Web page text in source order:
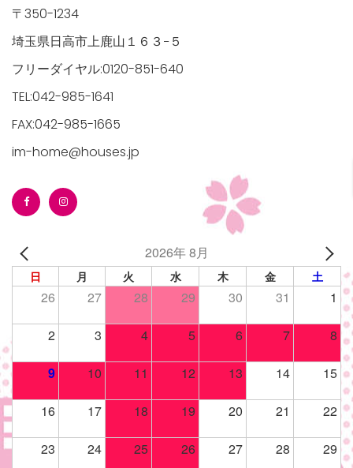
〒350-1234
埼玉県日高市上鹿山１６３−５
フリーダイヤル:0120-851-640
TEL:042-985-1641
FAX:042-985-1665
im-home@houses.jp
2026年 8月
日 月 火 水 木 金 土
26 27 28 29 30 31 1
2 3 4 5 6 7 8
9 10 11 12 13 14 15
16 17 18 19 20 21 22
23 24 25 26 27 28 29